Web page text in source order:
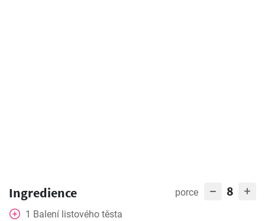
Ingredience porce 8
1 Balení listového těsta